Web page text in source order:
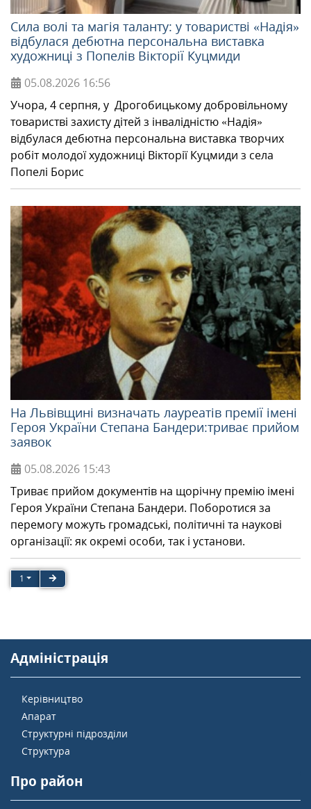
Сила волі та магія таланту: у товаристві «Надія»
відбулася дебютна персональна виставка
художниці з Попелів Вікторії Куцмиди
05.08.2026 16:56
Учора, 4 серпня, у Дрогобицькому добровільному
товаристві захисту дітей з інвалідністю «Надія»
відбулася дебютна персональна виставка творчих
робіт молодої художниці Вікторії Куцмиди з села
Попелі Борис
На Львівщині визначать лауреатів премії імені
Героя України Степана Бандери:триває прийом
заявок
05.08.2026 15:43
Триває прийом документів на щорічну премію імені
Героя України Степана Бандери. Поборотися за
перемогу можуть громадські, політичні та наукові
організації: як окремі особи, так і установи.
1
Адміністрація
Керівництво
Апарат
Структурні підрозділи
Структура
Про район